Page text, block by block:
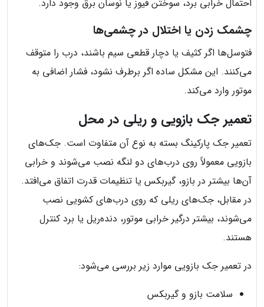
احتمال خرابی برد، سوختن فیوز یا نوسان برق وجود دارد.
چشمک زدن یا اختلال در چشمی‌ها
فتوسل‌ها اگر کثیف یا دچار قطعی سیم باشند، درب را متوقف
می‌کنند. این مشکل ساده اگر برطرف نشود، فشار اضافی به
موتور وارد می‌کند.
تعمیر جک بازویی و ریلی در محل
تعمیر جک پارکینگ بسته به نوع آن متفاوت است. جک‌های
بازویی معمولاً روی درب‌های دو لنگه نصب می‌شوند و خرابی
آن‌ها بیشتر در بازو، گیربکس یا تنظیمات قدرت اتفاق می‌افتد.
در مقابل، جک‌های ریلی که روی درب‌های کشویی نصب
می‌شوند، بیشتر درگیر خرابی موتور، دنده‌ریل یا برد کنترل
هستند.
در تعمیر جک بازویی موارد زیر بررسی می‌شود:
سلامت بازو و گیربکس